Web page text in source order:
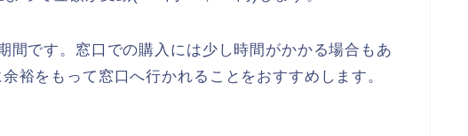
間です。窓口での購入には少し時間がかかる場合もあ
裕をもって窓口へ行かれることをおすすめします。